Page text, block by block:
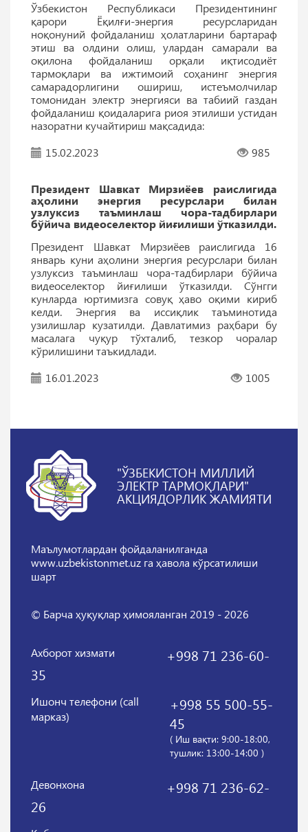
Ўзбекистон Республикаси Президентининг
қарори Ёқилғи-энергия ресурсларидан
ноқонуний фойдаланиш ҳолатларини бартараф
этиш ва олдини олиш, улардан самарали ва
оқилона фойдаланиш орқали иқтисодиёт
тармоқлари ва ижтимоий соҳанинг энергия
самарадорлигини ошириш, истеъмолчилар
томонидан электр энергияси ва табиий газдан
фойдаланиш қоидаларига риоя этилиши устидан
назоратни кучайтириш мақсадида:
15.02.2023
985
Президент Шавкат Мирзиёев раислигида
аҳолини энергия ресурслари билан
узлуксиз таъминлаш чора-тадбирлари
бўйича видеоселектор йиғилиши ўтказилди.
Президент Шавкат Мирзиёев раислигида 16
январь куни аҳолини энергия ресурслари билан
узлуксиз таъминлаш чора-тадбирлари бўйича
видеоселектор йиғилиши ўтказилди. Сўнгги
кунларда юртимизга совуқ ҳаво оқими кириб
келди. Энергия ва иссиқлик таъминотида
узилишлар кузатилди. Давлатимиз раҳбари бу
масалага чуқур тўхталиб, тезкор чоралар
кўрилишини таъкидлади.
16.01.2023
1005
"ЎЗБЕКИСТОН МИЛЛИЙ
ЭЛЕКТР ТАРМОҚЛАРИ"
АКЦИЯДОРЛИК ЖАМИЯТИ
Маълумотлардан фойдаланилганда
www.uzbekistonmet.uz га ҳавола кўрсатилиши
шарт
© Барча ҳуқуқлар ҳимояланган 2019 - 2026
Ахборот хизмати
+998 71 236-60-
35
Ишонч телефони (call
марказ)
+998 55 500-55-
45
( Иш вақти: 9:00-18:00,
тушлик: 13:00-14:00 )
Девонхона
+998 71 236-62-
26